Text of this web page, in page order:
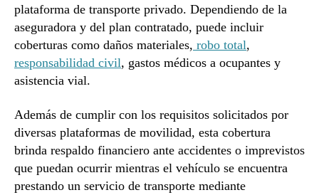
plataforma de transporte privado. Dependiendo de la
aseguradora y del plan contratado, puede incluir
coberturas como daños materiales, robo total,
responsabilidad civil, gastos médicos a ocupantes y
asistencia vial.
Además de cumplir con los requisitos solicitados por
diversas plataformas de movilidad, esta cobertura
brinda respaldo financiero ante accidentes o imprevistos
que puedan ocurrir mientras el vehículo se encuentra
prestando un servicio de transporte mediante